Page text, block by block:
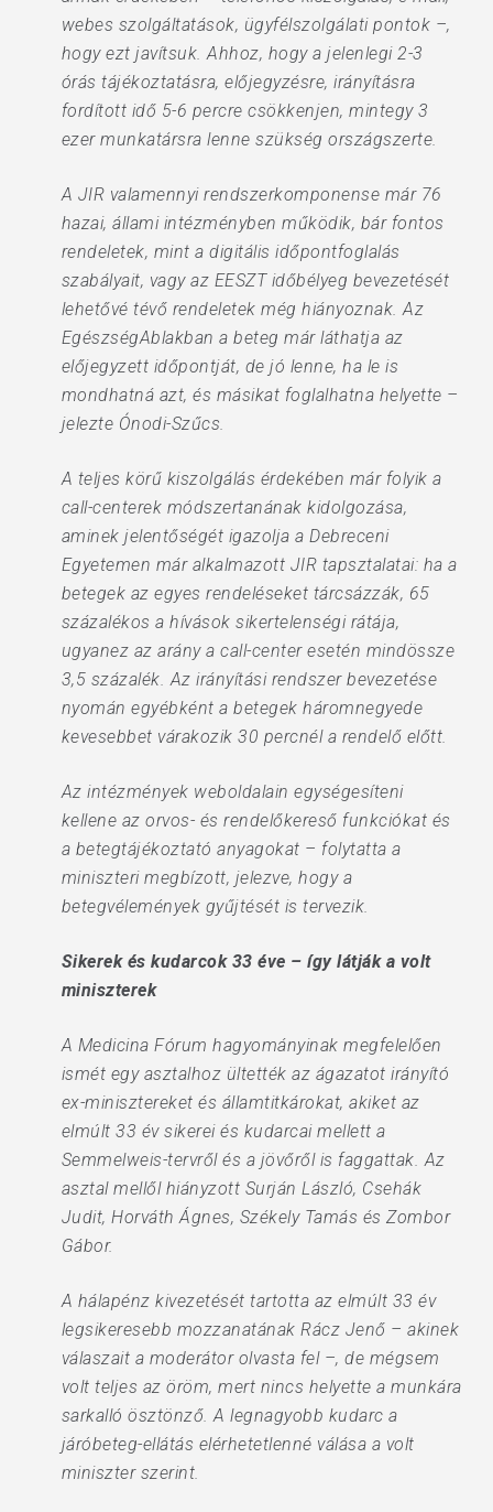
webes szolgáltatások, ügyfélszolgálati pontok –,
hogy ezt javítsuk. Ahhoz, hogy a jelenlegi 2-3
órás tájékoztatásra, előjegyzésre, irányításra
fordított idő 5-6 percre csökkenjen, mintegy 3
ezer munkatársra lenne szükség országszerte.
A JIR valamennyi rendszerkomponense már 76
hazai, állami intézményben működik, bár fontos
rendeletek, mint a digitális időpontfoglalás
szabályait, vagy az EESZT időbélyeg bevezetését
lehetővé tévő rendeletek még hiányoznak. Az
EgészségAblakban a beteg már láthatja az
előjegyzett időpontját, de jó lenne, ha le is
mondhatná azt, és másikat foglalhatna helyette –
jelezte Ónodi-Szűcs.
A teljes körű kiszolgálás érdekében már folyik a
call-centerek módszertanának kidolgozása,
aminek jelentőségét igazolja a Debreceni
Egyetemen már alkalmazott JIR tapsztalatai: ha a
betegek az egyes rendeléseket tárcsázzák, 65
százalékos a hívások sikertelenségi rátája,
ugyanez az arány a call-center esetén mindössze
3,5 százalék. Az irányítási rendszer bevezetése
nyomán egyébként a betegek háromnegyede
kevesebbet várakozik 30 percnél a rendelő előtt.
Az intézmények weboldalain egységesíteni
kellene az orvos- és rendelőkereső funkciókat és
a betegtájékoztató anyagokat – folytatta a
miniszteri megbízott, jelezve, hogy a
betegvélemények gyűjtését is tervezik.
Sikerek és kudarcok 33 éve – így látják a volt
miniszterek
A Medicina Fórum hagyományinak megfelelően
ismét egy asztalhoz ültették az ágazatot irányító
ex-minisztereket és államtitkárokat, akiket az
elmúlt 33 év sikerei és kudarcai mellett a
Semmelweis-tervről és a jövőről is faggattak. Az
asztal mellől hiányzott Surján László, Csehák
Judit, Horváth Ágnes, Székely Tamás és Zombor
Gábor.
A hálapénz kivezetését tartotta az elmúlt 33 év
legsikeresebb mozzanatának Rácz Jenő – akinek
válaszait a moderátor olvasta fel –, de mégsem
volt teljes az öröm, mert nincs helyette a munkára
sarkalló ösztönző. A legnagyobb kudarc a
járóbeteg-ellátás elérhetetlenné válása a volt
miniszter szerint.